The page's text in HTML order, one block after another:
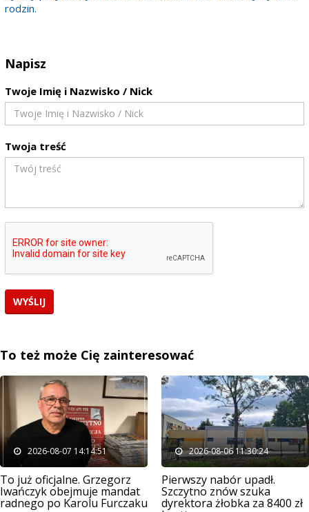
rodzin.
Napisz
Twoje Imię i Nazwisko / Nick
Twoja treść
To też może Cię zainteresować
2026-08-07 14:14:51
To już oficjalne. Grzegorz
Iwańczyk obejmuje mandat
radnego po Karolu Furczaku
2026-08-06 11:30:24
Pierwszy nabór upadł.
Szczytno znów szuka
dyrektora żłobka za 8400 zł